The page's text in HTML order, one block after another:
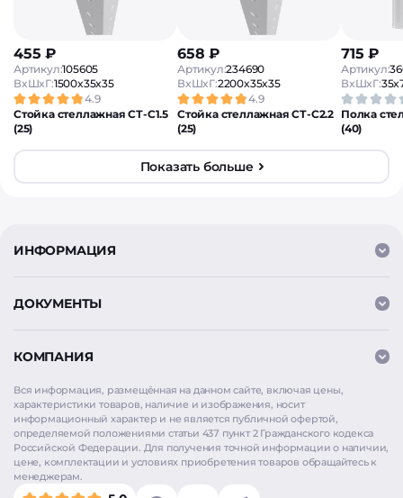
455 ₽
Артикул:105605
ВxШxГ:1500x35x35
4.9
Стойка стеллажная СТ-С1.5
(25)
658 ₽
Артикул:234690
ВxШxГ:2200x35x35
4.9
Стойка стеллажная СТ-С2.2
(25)
715 ₽
Артикул:
ВxШxГ:
Полка
(40)
Показать больше
Вся информация, размещённая на данном сайте, включая цены,
характеристики товаров, наличие и изображения, носит
информационный характер и не является публичной офертой,
определяемой положениями статьи 437 пункт 2 Гражданского кодекса
Российской Федерации. Для получения точной информации о наличии,
цене, комплектации и условиях приобретения товаров обращайтесь к
менеджерам.
ИНФОРМАЦИЯ
ДОКУМЕНТЫ
КОМПАНИЯ